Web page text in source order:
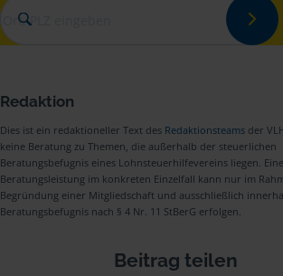
Redaktion
Dies ist ein redaktioneller Text des Redaktionsteams der
keine Beratung zu Themen, die außerhalb der steuerlichen
Beratungsbefugnis eines Lohnsteuerhilfevereins liegen. Eine
Beratungsleistung im konkreten Einzelfall kann nur im
Begründung einer Mitgliedschaft und ausschließlich
Beratungsbefugnis nach § 4 Nr. 11 StBerG erfolgen.
Beitrag teilen